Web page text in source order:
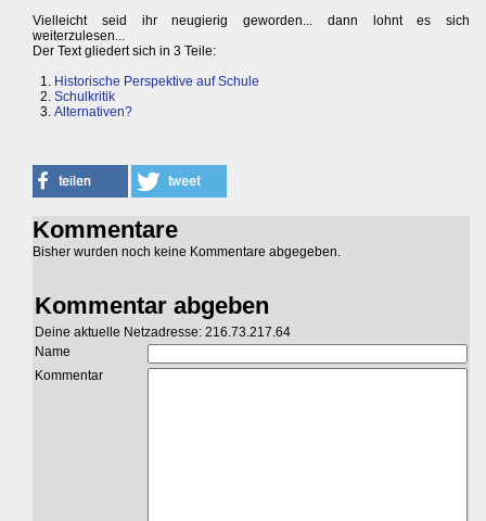
Vielleicht seid ihr neugierig geworden... dann lohnt es sich
weiterzulesen...
Der Text gliedert sich in 3 Teile:
Historische Perspektive auf Schule
Schulkritik
Alternativen?
Kommentare
Bisher wurden noch keine Kommentare abgegeben.
Kommentar abgeben
Deine aktuelle Netzadresse: 216.73.217.64
Name
Kommentar